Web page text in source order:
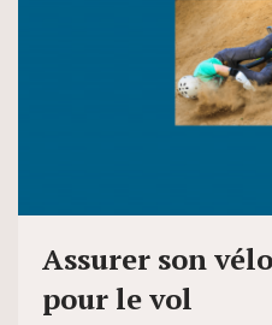
Assurer son
pour le vol